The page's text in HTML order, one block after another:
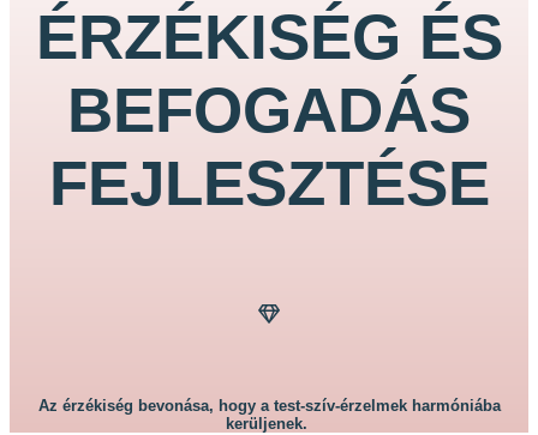
ÉRZÉKISÉG ÉS
BEFOGADÁS
FEJLESZTÉSE
Az érzékiség bevonása, hogy a test-szív-érzelmek harmóniába
kerüljenek.